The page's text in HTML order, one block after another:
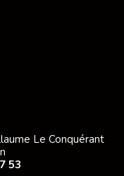
Le Conquérant
53